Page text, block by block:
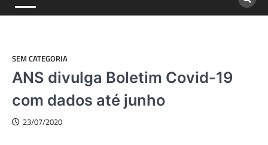
SEM CATEGORIA
ANS divulga Boletim Covid-19
com dados até junho
23/07/2020